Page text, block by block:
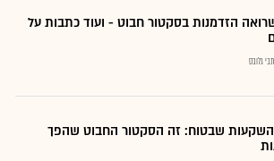
הזדמנות בסקטור חבוט - ועוד כתבות על
גלובס
שבטוח: זה הסקטור החבוט שהפך